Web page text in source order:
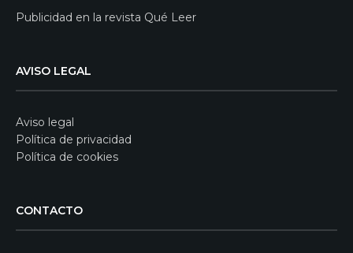
Publicidad en la revista Qué Leer
AVISO LEGAL
Aviso legal
Política de privacidad
Política de cookies
CONTACTO